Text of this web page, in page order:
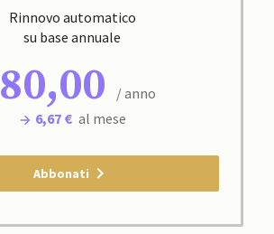
Rinnovo automatico
su base annuale
80,00
/ anno
6,67 € al mese
Abbonati